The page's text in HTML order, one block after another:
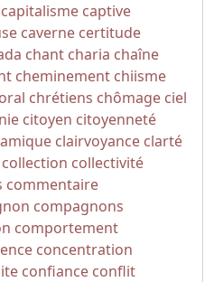
capitalisme captive
caverne certitude
chant charia chaîne
cheminement chiisme
chrétiens chômage ciel
citoyen citoyenneté
clairvoyance clarté
collection collectivité
commentaire
compagnons
comportement
concentration
confiance conflit